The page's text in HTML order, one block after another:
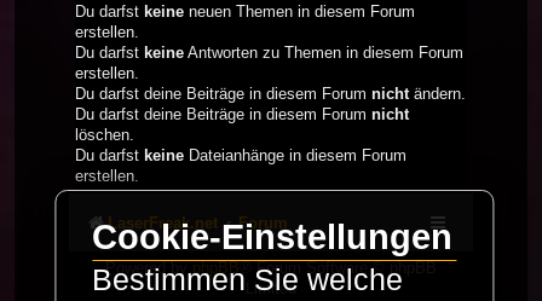
Du darfst keine neuen Themen in diesem Forum
erstellen.
Du darfst keine Antworten zu Themen in diesem Forum
erstellen.
Du darfst deine Beiträge in diesem Forum nicht ändern.
Du darfst deine Beiträge in diesem Forum nicht
löschen.
Du darfst keine Dateianhänge in diesem Forum
erstellen.
LaserFreak.net Forum
Powered by phpBB
® Forum Software © phpBB
Limited
Cookie-Einstellungen
Bestimmen Sie welche